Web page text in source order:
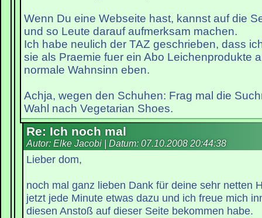
Wenn Du eine Webseite hast, kannst auf die
und so Leute darauf aufmerksam machen.
Ich habe neulich der TAZ geschrieben, dass
sie als Praemie fuer ein Abo Leichenprodukte
normale Wahnsinn eben.
Achja, wegen den Schuhen: Frag mal die
Wahl nach Vegetarian Shoes.
Re: Ich noch mal
Autor: Elke Jacobi | Datum: 07.10.2008 20:44:38
Lieber dom,
noch mal ganz lieben Dank für deine sehr netten
jetzt jede Minute etwas dazu und ich freue mich
diesen Anstoß auf dieser Seite bekommen habe.